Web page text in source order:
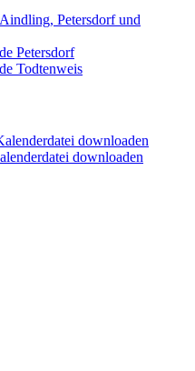
Petersdorf und
Petersdorf
Todtenweis
downloaden
downloaden